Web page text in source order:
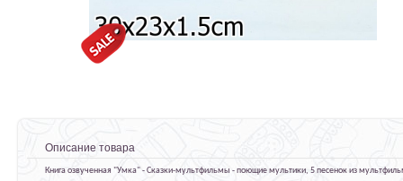
Описание товара
Книга озвученная "Умка" - Сказки-мультфильмы - поющие мультики, 5 песенок из